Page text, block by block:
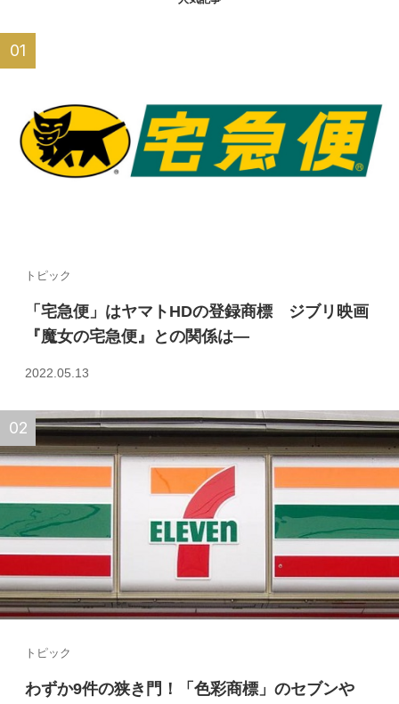
トピック
「宅急便」はヤマトHDの登録商標 ジブリ映画
『魔女の宅急便』との関係は—
2022.05.13
トピック
わずか9件の狭き門！「色彩商標」のセブンや